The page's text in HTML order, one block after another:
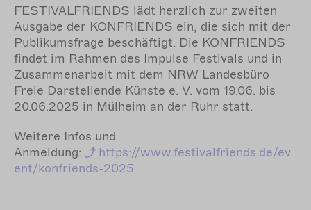
FESTIVALFRIENDS lädt herzlich zur zweiten
Ausgabe der KONFRIENDS ein, die sich mit der
Publikumsfrage beschäftigt. Die KONFRIENDS
findet im Rahmen des Impulse Festivals und in
Zusammenarbeit mit dem NRW Landesbüro
Freie Darstellende Künste e. V. vom 19.06. bis
20.06.2025 in Mülheim an der Ruhr statt.
Weitere Infos und
Anmeldung:
https://www.festivalfriends.de/ev
ent/konfriends-2025